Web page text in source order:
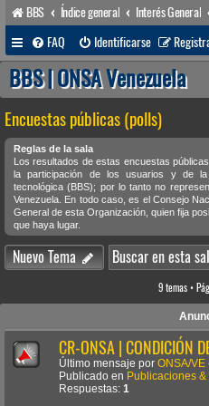
BBS Índice general Interés General
FAQ
Identificarse
BBS | ONSA Venezuela
Encuestas públicas (polls)
Reglas de la sala
Los resultados de estas encuestas
la participación de los usuarios y de
tecnológica (BBS); por lo tanto no
Venezuela. En todo caso, es el Consejo
General de esta Organización, quien fija
que haya lugar.
Nuevo Tema
9 temas •
CR-ONSA | CONDICIÓN
Último mensaje por ONSA/VE
Publicado en Publicaciones &
Respuestas: 1